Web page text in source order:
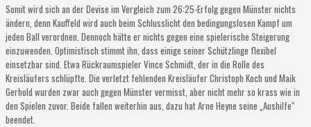
Somit wird sich an der Devise im Vergleich zum 26:25-Erfolg gegen Münster nichts
ändern, denn Kauffeld wird auch beim Schlusslicht den bedingungslosen Kampf um
jeden Ball verordnen. Dennoch hätte er nichts gegen eine spielerische Steigerung
einzuwenden. Optimistisch stimmt ihn, dass einige seiner Schützlinge flexibel
einsetzbar sind. Etwa Rückraumspieler Vince Schmidt, der in die Rolle des
Kreisläufers schlüpfte. Die verletzt fehlenden Kreisläufer Christoph Koch und Maik
Gerhold wurden zwar auch gegen Münster vermisst, aber nicht mehr so krass wie in
den Spielen zuvor. Beide fallen weiterhin aus, dazu hat Arne Heyne seine „Aushilfe“
beendet.